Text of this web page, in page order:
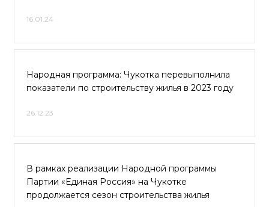
16.01.24
Народная программа: Чукотка перевыполнила
показатели по строительству жилья в 2023 году
26.12.23
В рамках реализации Народной программы
Партии «Единая Россия» на Чукотке
продолжается сезон строительства жилья